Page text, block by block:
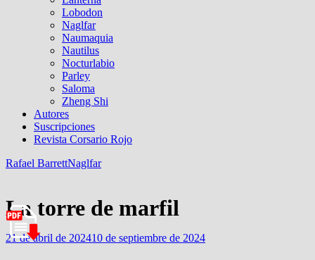
Lobodon
Naglfar
Naumaquia
Nautilus
Nocturlabio
Parley
Saloma
Zheng Shi
Autores
Suscripciones
Revista Corsario Rojo
Rafael BarrettNaglfar
La torre de marfil
21 de abril de 202410 de septiembre de 2024